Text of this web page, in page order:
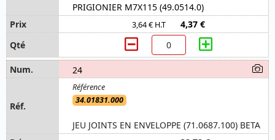
PRIGIONIER M7X115 (49.0514.0)
3,64 € H.T 4,37 €
24
34.01831.000
JEU JOINTS EN ENVELOPPE (71.0687.100) BETA